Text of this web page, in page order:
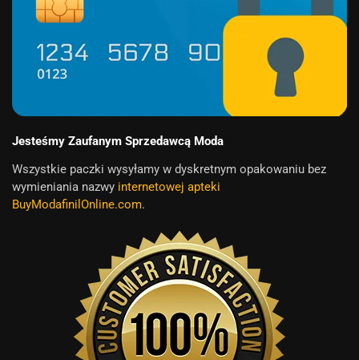
Jesteśmy Zaufanym Sprzedawcą Moda
Wszystkie paczki wysyłamy w dyskretnym opakowaniu bez
wymieniania nazwy internetowej apteki
BuyModafinilOnline.com.